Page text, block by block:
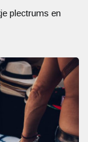
plectrums en